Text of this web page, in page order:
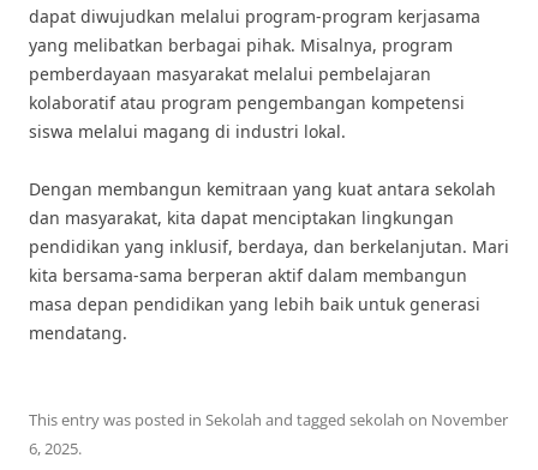
dapat diwujudkan melalui program-program kerjasama
yang melibatkan berbagai pihak. Misalnya, program
pemberdayaan masyarakat melalui pembelajaran
kolaboratif atau program pengembangan kompetensi
siswa melalui magang di industri lokal.
Dengan membangun kemitraan yang kuat antara sekolah
dan masyarakat, kita dapat menciptakan lingkungan
pendidikan yang inklusif, berdaya, dan berkelanjutan. Mari
kita bersama-sama berperan aktif dalam membangun
masa depan pendidikan yang lebih baik untuk generasi
mendatang.
This entry was posted in Sekolah and tagged sekolah on November
6, 2025.